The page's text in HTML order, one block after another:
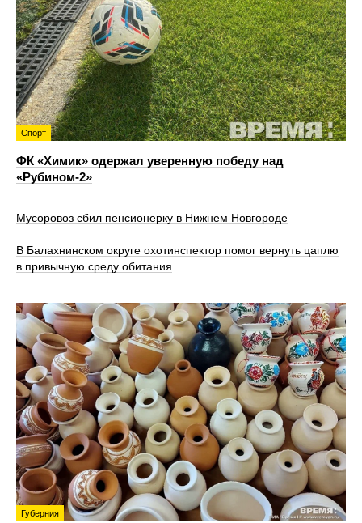
Спорт
ФК «Химик» одержал уверенную победу над
«Рубином‑2»
Мусоровоз сбил пенсионерку в Нижнем Новгороде
В Балахнинском округе охотинспектор помог вернуть цаплю
в привычную среду обитания
Губерния